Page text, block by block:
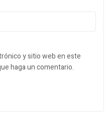
y sitio web en este
haga un comentario.